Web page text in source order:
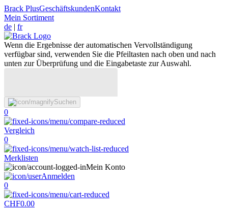
Brack PlusGeschäftskundenKontakt
Mein Sortiment
de | fr
Wenn die Ergebnisse der automatischen Vervollständigung
verfügbar sind, verwenden Sie die Pfeiltasten nach oben und nach
unten zur Überprüfung und die Eingabetaste zur Auswahl.
Suchen
0
Vergleich
0
Merklisten
Mein Konto
Anmelden
0
CHF0.00